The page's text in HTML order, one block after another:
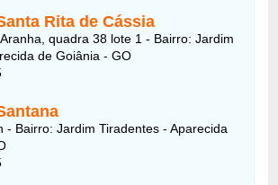
Rita de Cássia
quadra 38 lote 1 - Bairro: Jardim
de Goiânia - GO
- Bairro: Jardim Tiradentes - Aparecida